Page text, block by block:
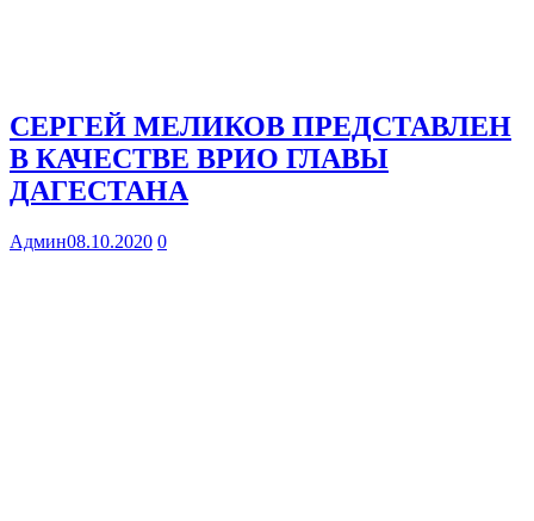
СЕРГЕЙ МЕЛИКОВ ПРЕДСТАВЛЕН
В КАЧЕСТВЕ ВРИО ГЛАВЫ
ДАГЕСТАНА
Админ08.10.2020 0